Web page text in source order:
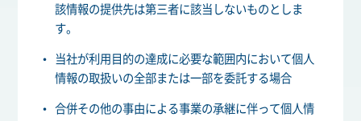
該情報の提供先は第三者に該当しないものとしま
す。
当社が利用目的の達成に必要な範囲内において個人
情報の取扱いの全部または一部を委託する場合
合併その他の事由による事業の承継に伴って個人情